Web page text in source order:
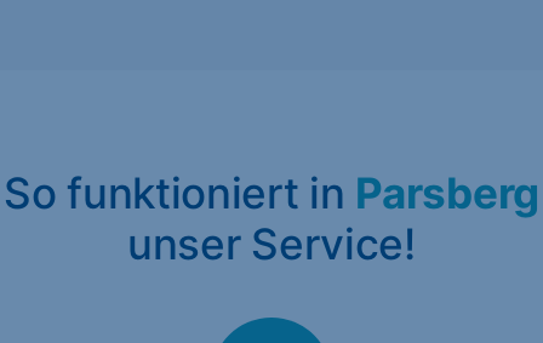
So funktioniert in Parsberg
unser Service!